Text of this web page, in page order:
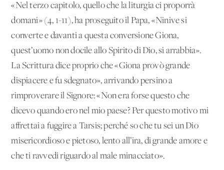
«Nel terzo capitolo, quello che la liturgia ci proporrà
domani» (4, 1-11), ha proseguito il Papa, «Ninive si
converte e davanti a questa conversione Giona,
quest’uomo non docile allo Spirito di Dio, si arrabbia».
La Scrittura dice proprio che «Giona provò grande
dispiacere e fu sdegnato», arrivando persino a
rimproverare il Signore: «Non era forse questo che
dicevo quando ero nel mio paese? Per questo motivo mi
affrettai a fuggire a Tarsis; perché so che tu sei un Dio
misericordioso e pietoso, lento all’ira, di grande amore e
che ti ravvedi riguardo al male minacciato».